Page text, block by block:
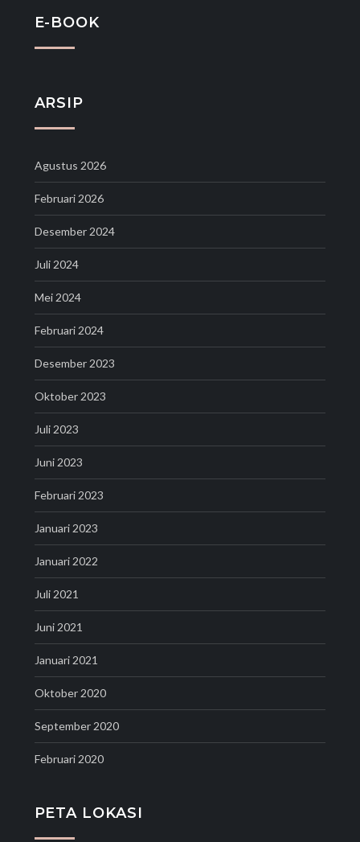
E-BOOK
ARSIP
Agustus 2026
Februari 2026
Desember 2024
Juli 2024
Mei 2024
Februari 2024
Desember 2023
Oktober 2023
Juli 2023
Juni 2023
Februari 2023
Januari 2023
Januari 2022
Juli 2021
Juni 2021
Januari 2021
Oktober 2020
September 2020
Februari 2020
PETA LOKASI